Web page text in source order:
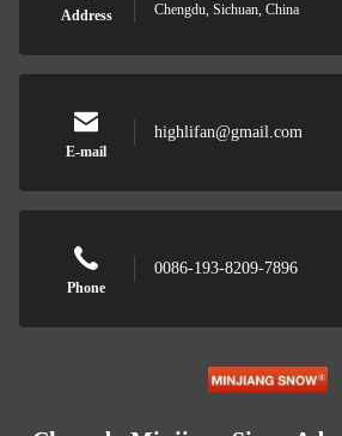
Address
Chengdu, Sichuan, China
E-mail
highlifan@gmail.com
Phone
0086-193-8209-7896